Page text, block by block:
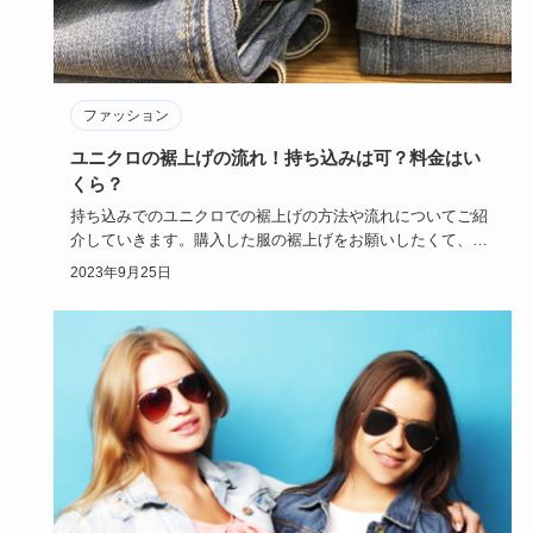
ファッション
ユニクロの裾上げの流れ！持ち込みは可？料金はい
くら？
持ち込みでのユニクロでの裾上げの方法や流れについてご紹
介していきます。購入した服の裾上げをお願いしたくて、ユ
ニクロに持ち込…
2023年9月25日